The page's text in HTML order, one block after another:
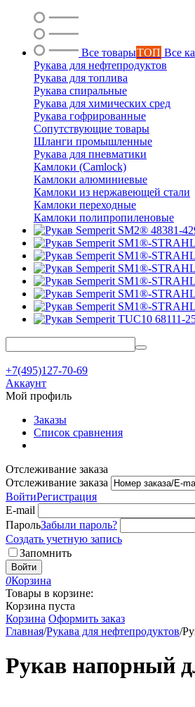
Все товарыТОП Все
Рукава для нефтепродуктов
Рукава для топлива
Рукава спиральные
Рукава для химических сред
Рукава гофрированные
Сопутствующие товары
Шланги промышленные
Рукава для пневматики
Камлоки (Camlock)
Камлоки алюминиевые
Камлоки из нержавеющей стали
Камлоки переходные
Камлоки полипропиленовые
+7(495)127-70-69
Аккаунт
Мой профиль
Заказы
Список сравнения
Отслеживание заказа
Отслеживание заказа
ВойтиРегистрация
E-mail
ПарольЗабыли пароль?
Создать учетную запись
Запомнить
Войти
0Корзина
Товары в корзине:
Корзина пуста
Корзина Оформить заказ
Главная/Рукава для нефтепродуктов/
Рукав напорный